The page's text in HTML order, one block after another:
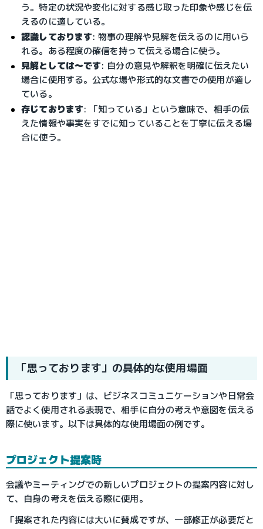
う。特定の状況や変化に対する感じ取った印象や感じを伝
えるのに適している。
認識しております: 物事の理解や見解を伝えるのに用いら
れる。ある程度の確信を持って伝える場合に使う。
見解としては～です: 自分の意見や解釈を明確に伝えたい
場合に使用する。公式な場や形式的な文書での使用が適し
ている。
存じております: 「知っている」という意味で、相手の伝
えた情報や事実をすでに知っていることを丁寧に伝える場
合に使う。
「思っております」の具体的な使用場面
「思っております」は、ビジネスコミュニケーションや日常会
話でよく使用される表現で、相手に自分の考えや意図を伝える
際に使います。以下は具体的な使用場面の例です。
プロジェクト提案時
会議やミーティングでの新しいプロジェクトの提案内容に対し
て、自身の考えを伝える際に使用。
「提案された内容には大いに賛成ですが、一部修正が必要だと